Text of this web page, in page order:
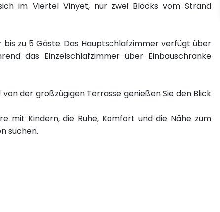
im Viertel Vinyet, nur zwei Blocks vom Strand
zu 5 Gäste. Das Hauptschlafzimmer verfügt über
das Einzelschlafzimmer über Einbauschränke
der großzügigen Terrasse genießen Sie den Blick
mit Kindern, die Ruhe, Komfort und die Nähe zum
suchen.